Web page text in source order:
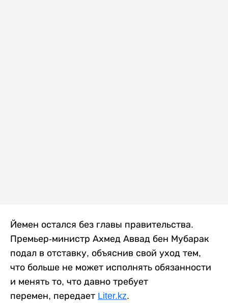
Йемен остался без главы правительства.
Премьер-министр Ахмед Аввад бен Мубарак
подал в отставку, объяснив свой уход тем,
что больше не может исполнять обязанности
и менять то, что давно требует
перемен, передает Liter.kz.